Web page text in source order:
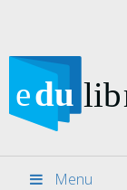
Menu